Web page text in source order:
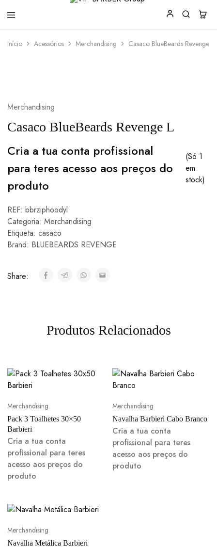
BARBER
para
Início Acessórios Merchandising Casaco BlueBeards Revenge L
Merchandising
Casaco BlueBeards Revenge L
Cria a tua conta profissional
para teres acesso aos preços do
produto
(Só 1
em
stock)
REF: bbrziphoodyl
Categoria: Merchandising
Etiqueta: casaco
Brand: BLUEBEARDS REVENGE
Share:
Produtos Relacionados
Merchandising
Pack 3 Toalhetes 30×50
Barbieri
Cria a tua conta
profissional para teres
acesso aos preços do
produto
Merchandising
Navalha Barbieri Cabo Branco
Cria a tua conta
profissional para teres
acesso aos preços do
produto
Merchandising
Navalha Metálica Barbieri